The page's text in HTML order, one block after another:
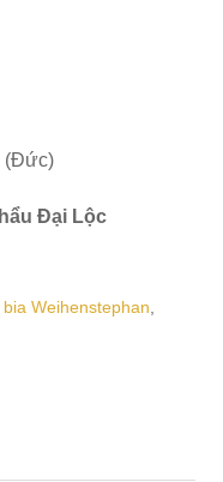
(Đức)
Đại Lộc
bia Weihenstephan